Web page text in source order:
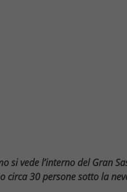
si vede l’interno del Gran
circa 30 persone sotto la